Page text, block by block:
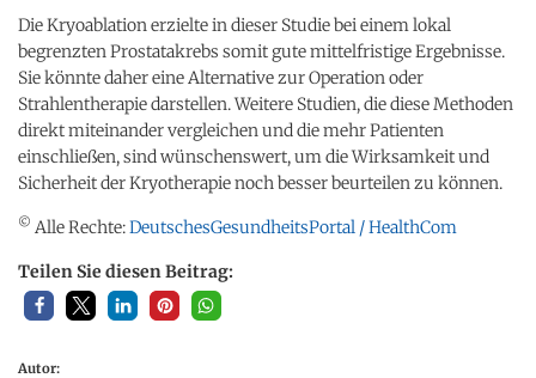
Die Kryoablation erzielte in dieser Studie bei einem lokal
begrenzten Prostatakrebs somit gute mittelfristige Ergebnisse.
Sie könnte daher eine Alternative zur Operation oder
Strahlentherapie darstellen. Weitere Studien, die diese Methoden
direkt miteinander vergleichen und die mehr Patienten
einschließen, sind wünschenswert, um die Wirksamkeit und
Sicherheit der Kryotherapie noch besser beurteilen zu können.
© Alle Rechte:DeutschesGesundheitsPortal / HealthCom
Teilen Sie diesen Beitrag:
Autor: